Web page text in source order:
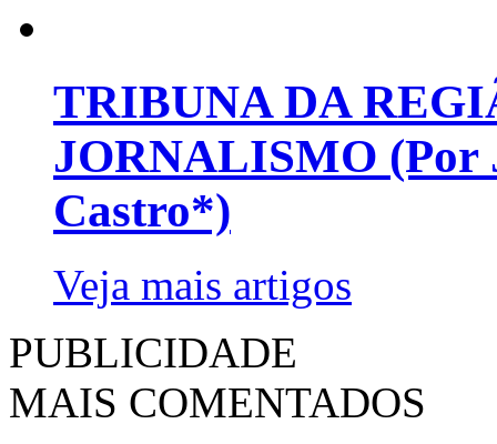
TRIBUNA DA
JORNALISMO (Por
Castro*)
Veja mais artigos
PUBLICIDADE
MAIS COMENTADOS